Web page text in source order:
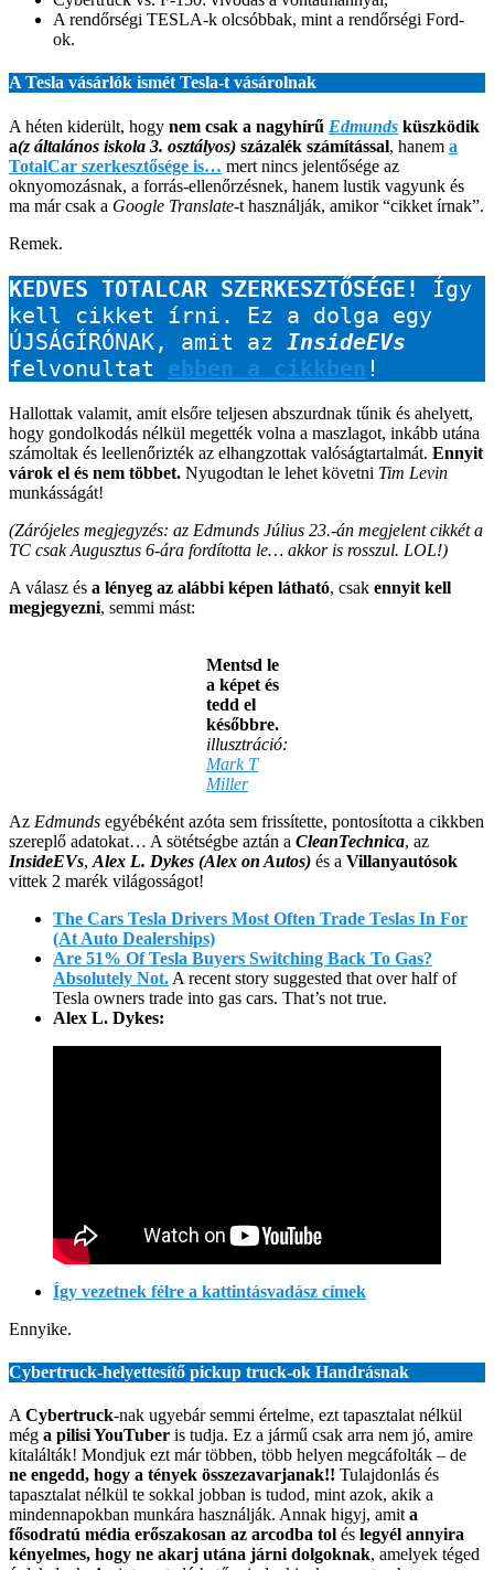
A rendőrségi TESLA-k olcsóbbak, mint a rendőrségi Ford-
ok.
A Tesla vásárlók ismét Tesla-t vásárolnak
A héten kiderült, hogy nem csak a nagyhírű Edmunds küszködik
a(z általános iskola 3. osztályos) százalék számítással, hanem a
TotalCar szerkesztősége is… mert nincs jelentősége az
oknyomozásnak, a forrás-ellenőrzésnek, hanem lustik vagyunk és
ma már csak a Google Translate-t használják, amikor “cikket írnak”.
Remek.
KEDVES TOTALCAR SZERKESZTŐSÉGE!
Így
kell cikket írni. Ez a dolga egy
ÚJSÁGÍRÓNAK, amit az InsideEVs
felvonultat ebben a cikkben !
Hallottak valamit, amit elsőre teljesen abszurdnak tűnik és ahelyett,
hogy gondolkodás nélkül megették volna a maszlagot, inkább utána
számoltak és leellenőrizték az elhangzottak valóságtartalmát. Ennyit
várok el és nem többet. Nyugodtan le lehet követni Tim Levin
munkásságát!
(Zárójeles megjegyzés: az Edmunds Július 23.-án megjelent cikkét a
TC csak Augusztus 6-ára fordította le… akkor is rosszul. LOL!)
A válasz és a lényeg az alábbi képen látható, csak ennyit kell
megjegyezni, semmi mást:
Mentsd le
a képet és
tedd el
későbbre.
illusztráció:
Mark T
Miller
Az Edmunds egyébéként azóta sem frissítette, pontosította a cikkben
szereplő adatokat… A sötétségbe aztán a CleanTechnica, az
InsideEVs, Alex L. Dykes (Alex on Autos) és a Villanyautósok
vittek 2 marék világosságot!
The Cars Tesla Drivers Most Often Trade Teslas In For
(At Auto Dealerships)
Are 51% Of Tesla Buyers Switching Back To Gas?
Absolutely Not. A recent story suggested that over half of
Tesla owners trade into gas cars. That’s not true.
Alex L. Dykes:
Így vezetnek félre a kattintásvadász címek
Ennyike.
Cybertruck-helyettesítő pickup truck-ok Handrásnak
A Cybertruck-nak ugyebár semmi értelme, ezt tapasztalat nélkül
még a pilisi YouTuber is tudja. Ez a jármű csak arra nem jó, amire
kitalálták! Mondjuk ezt már többen, több helyen megcáfolták – de
ne engedd, hogy a tények összezavarjanak!! Tulajdonlás és
tapasztalat nélkül te sokkal jobban is tudod, mint azok, akik a
mindennapokban munkára használják. Annak higyj, amit a
fősodratú média erőszakosan az arcodba tol és legyél annyira
kényelmes, hogy ne akarj utána járni dolgoknak, amelyek téged